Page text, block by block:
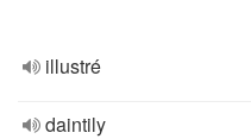
illustré
daintily